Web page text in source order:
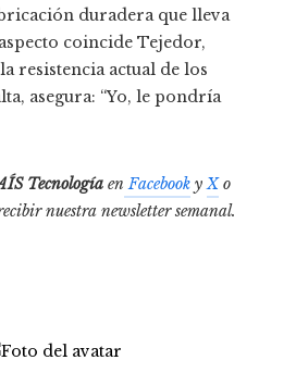
duradera que lleva
coincide Tejedor,
resistencia actual de los
asegura: “Yo, le pondría
Tecnología en Facebook yXo
nuestra newsletter semanal.